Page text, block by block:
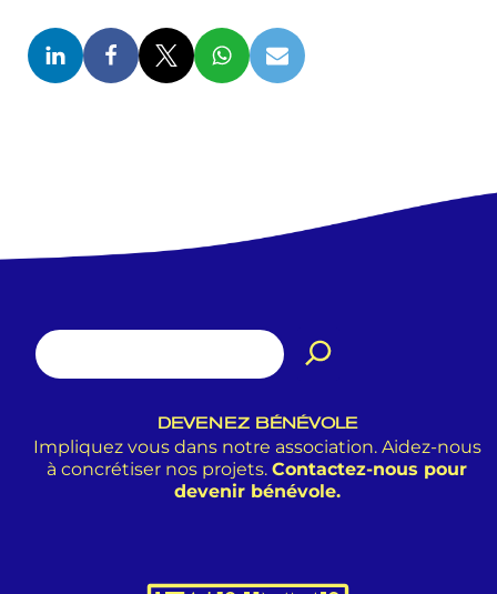
DEVENEZ BÉNÉVOLE
Impliquez vous dans notre association. Aidez-nous
à concrétiser nos projets. Contactez-nous pour
devenir bénévole.